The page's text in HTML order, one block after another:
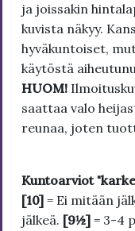
ja joissakin
kuvista näkyy.
hyväkuntoiset,
käytöstä
HUOM!
saattaa valo
reunaa, joten
Kuntoarviot
[10] = Ei mitään
jälkeä. [9½] = 3-4